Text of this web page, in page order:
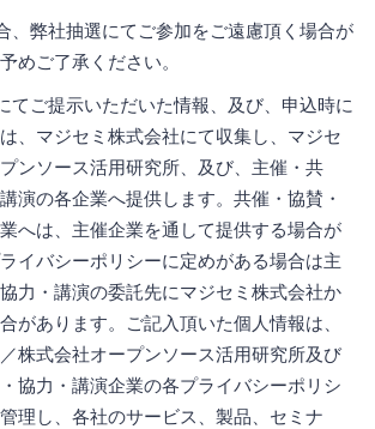
、弊社抽選にてご参加をご遠慮頂く場合が
めご了承ください。
てご提示いただいた情報、及び、申込時に
、マジセミ株式会社にて収集し、マジセ
ンソース活用研究所、及び、主催・共
演の各企業へ提供します。共催・協賛・
へは、主催企業を通して提供する場合が
イバシーポリシーに定めがある場合は主
力・講演の委託先にマジセミ株式会社か
があります。ご記入頂いた個人情報は、
株式会社オープンソース活用研究所及び
協力・講演企業の各プライバシーポリシ
理し、各社のサービス、製品、セミナ